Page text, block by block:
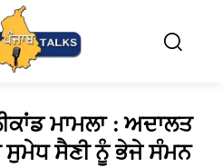
ਮਾਮਲਾ : ਅਦਾਲਤ
ਸੁਮੇਧ ਸੈਣੀ ਨੂੰ ਭੇਜੇ ਸੰਮਨ